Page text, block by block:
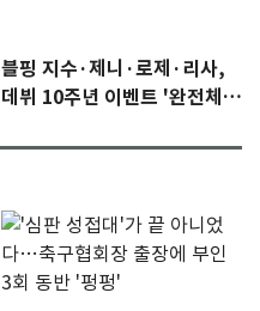
블핑 지수·제니·로제·리사,
데뷔 10주년 이벤트 '완전체'